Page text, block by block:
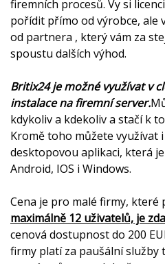
firemních procesů. Vy si
pořídit přímo od výrobce, ale
od partnera , který vám za
spoustu dalších výhod.
Britix24 je možné využívat v
instalace na firemní server.
kdykoliv a kdekoliv a stačí k
Kromě toho můžete využívat
desktopovou aplikaci, která
Android, IOS i Windows.
Cena je pro malé firmy, které
maximálně 12 uživatelů, je
cenová dostupnost do 200
firmy platí za paušální služby